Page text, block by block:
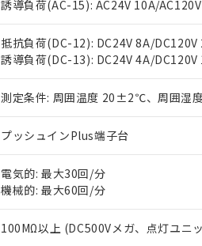
誘導負荷(AC-15): AC24V 10A/
抵抗負荷(DC-12): DC24V 8A/
誘導負荷(DC-13): DC24V 4A/
測定条件: 周囲温度 20±2℃、周囲湿
プッシュインPlus端子台
電気的: 最大30回/分
機械的: 最大60回/分
100MΩ以上 (DC500Vメガ、点灯ユニ
が、当社の製品・サービスに
※当社の共同利用者とは、"
いる法人を指します。
EU RoHS指令（10物質）の非含有
51物質の非含有証明書（当社基準
※本証明書は発行日時点で非含有
また、RoHS指令のフタル酸エス
混在することから備考欄に対応日
り割愛しております。
白